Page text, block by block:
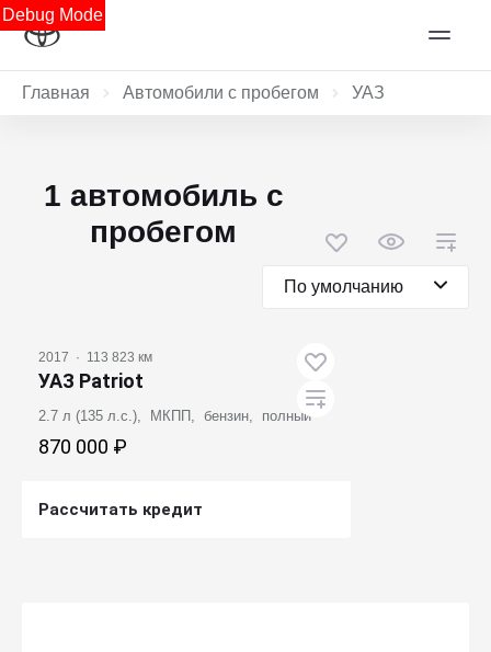
Debug Mode
Главная Автомобили с пробегом УАЗ
1 автомобиль с
пробегом
По умолчанию
2017 · 113 823 км
УАЗ Patriot
2.7 л (135 л.с.), МКПП, бензин, полный
870 000 ₽
Рассчитать кредит